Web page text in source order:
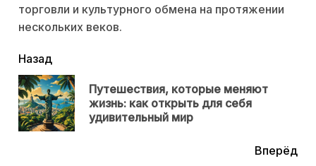
торговли и культурного обмена на протяжении
нескольких веков.
читать
еще
Назад
Путешествия, которые меняют
жизнь: как открыть для себя
удивительный мир
Вперёд